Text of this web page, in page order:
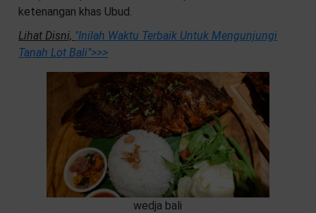
ketenangan khas Ubud.
Lihat Disni, "Inilah Waktu Terbaik Untuk Mengunjungi
Tanah Lot Bali">>>
wedja bali